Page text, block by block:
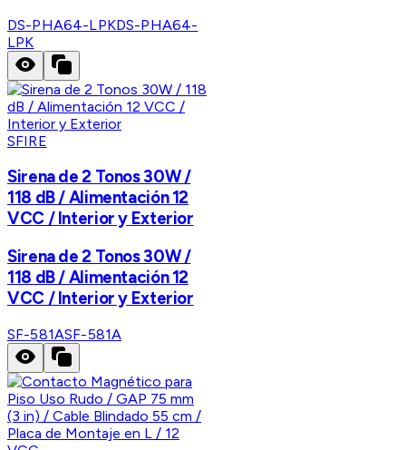
DS-PHA64-LPKDS-PHA64-
LPK
SFIRE
Sirena de 2 Tonos 30W /
118 dB / Alimentación 12
VCC / Interior y Exterior
Sirena de 2 Tonos 30W /
118 dB / Alimentación 12
VCC / Interior y Exterior
SF-581ASF-581A